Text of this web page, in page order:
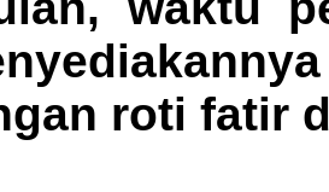
roti fatir